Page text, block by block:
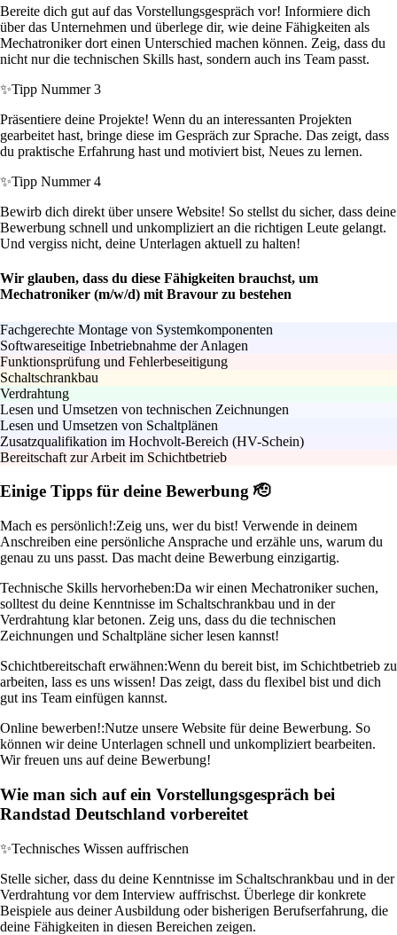
Bereite dich gut auf das Vorstellungsgespräch vor! Informiere dich
über das Unternehmen und überlege dir, wie deine Fähigkeiten als
Mechatroniker dort einen Unterschied machen können. Zeig, dass du
nicht nur die technischen Skills hast, sondern auch ins Team passt.
✨Tipp Nummer 3
Präsentiere deine Projekte! Wenn du an interessanten Projekten
gearbeitet hast, bringe diese im Gespräch zur Sprache. Das zeigt, dass
du praktische Erfahrung hast und motiviert bist, Neues zu lernen.
✨Tipp Nummer 4
Bewirb dich direkt über unsere Website! So stellst du sicher, dass deine
Bewerbung schnell und unkompliziert an die richtigen Leute gelangt.
Und vergiss nicht, deine Unterlagen aktuell zu halten!
Wir glauben, dass du diese Fähigkeiten brauchst, um
Mechatroniker (m/w/d) mit Bravour zu bestehen
Fachgerechte Montage von Systemkomponenten
Softwareseitige Inbetriebnahme der Anlagen
Funktionsprüfung und Fehlerbeseitigung
Schaltschrankbau
Verdrahtung
Lesen und Umsetzen von technischen Zeichnungen
Lesen und Umsetzen von Schaltplänen
Zusatzqualifikation im Hochvolt-Bereich (HV-Schein)
Bereitschaft zur Arbeit im Schichtbetrieb
Einige Tipps für deine Bewerbung 🫡
Mach es persönlich!:Zeig uns, wer du bist! Verwende in deinem
Anschreiben eine persönliche Ansprache und erzähle uns, warum du
genau zu uns passt. Das macht deine Bewerbung einzigartig.
Technische Skills hervorheben:Da wir einen Mechatroniker suchen,
solltest du deine Kenntnisse im Schaltschrankbau und in der
Verdrahtung klar betonen. Zeig uns, dass du die technischen
Zeichnungen und Schaltpläne sicher lesen kannst!
Schichtbereitschaft erwähnen:Wenn du bereit bist, im Schichtbetrieb zu
arbeiten, lass es uns wissen! Das zeigt, dass du flexibel bist und dich
gut ins Team einfügen kannst.
Online bewerben!:Nutze unsere Website für deine Bewerbung. So
können wir deine Unterlagen schnell und unkompliziert bearbeiten.
Wir freuen uns auf deine Bewerbung!
Wie man sich auf ein Vorstellungsgespräch bei
Randstad Deutschland vorbereitet
✨Technisches Wissen auffrischen
Stelle sicher, dass du deine Kenntnisse im Schaltschrankbau und in der
Verdrahtung vor dem Interview auffrischst. Überlege dir konkrete
Beispiele aus deiner Ausbildung oder bisherigen Berufserfahrung, die
deine Fähigkeiten in diesen Bereichen zeigen.